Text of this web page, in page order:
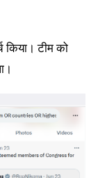
किया। टीम को